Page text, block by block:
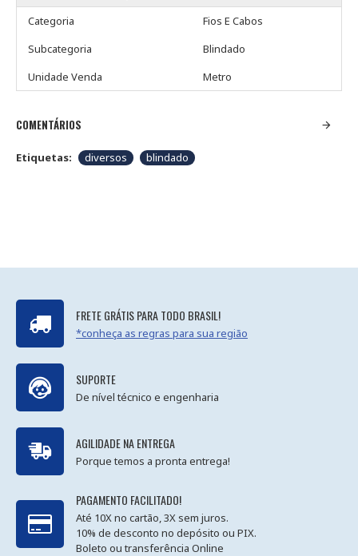
Categoria
Fios E Cabos
Subcategoria
Blindado
Unidade Venda
Metro
COMENTÁRIOS
Etiquetas: diversos blindado
FRETE GRÁTIS PARA TODO BRASIL!
*conheça as regras para sua região
SUPORTE
De nível técnico e engenharia
AGILIDADE NA ENTREGA
Porque temos a pronta entrega!
PAGAMENTO FACILITADO!
Até 10X no cartão, 3X sem juros.
10% de desconto no depósito ou PIX.
Boleto ou transferência Online